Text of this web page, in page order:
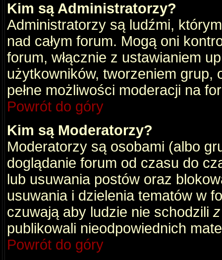
Kim są Administratorzy?
Administratorzy są ludźmi,
nad całym forum. Mogą oni
forum, włącznie z ustawianiem
użytkowników, tworzeniem grup,
pełne możliwości moderacji na
Powrót do góry
Kim są Moderatorzy?
Moderatorzy są osobami (albo
doglądanie forum od czasu do
lub usuwania postów oraz
usuwania i dzielenia tematów w
czuwają aby ludzie nie schodzili
publikowali nieodpowiednich
Powrót do góry